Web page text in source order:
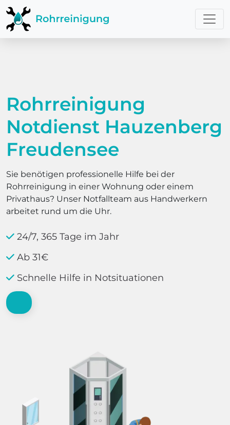
Rohrreinigung
Notdienst Hauzenberg
Freudensee
Sie benötigen professionelle Hilfe bei der
Rohrreinigung in einer Wohnung oder einem
Privathaus? Unser Notfallteam aus Handwerkern
arbeitet rund um die Uhr.
24/7, 365 Tage im Jahr
Ab 31€
Schnelle Hilfe in Notsituationen